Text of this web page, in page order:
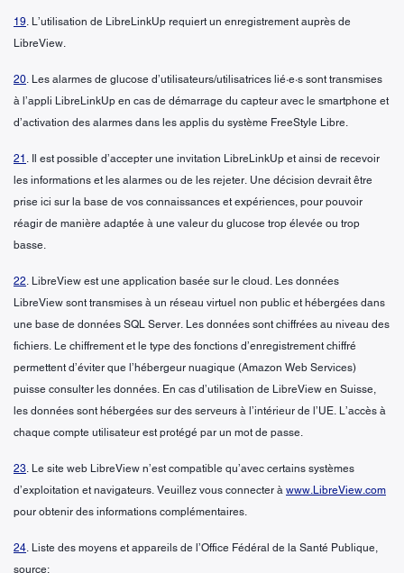
19. L’utilisation de LibreLinkUp requiert un enregistrement auprès de
LibreView.
20. Les alarmes de glucose d’utilisateurs/utilisatrices lié·e·s sont transmises
à l’appli LibreLinkUp en cas de démarrage du capteur avec le smartphone et
d’activation des alarmes dans les applis du système FreeStyle Libre.
21 . Il est possible d’accepter une invitation LibreLinkUp et ainsi de recevoir
les informations et les alarmes ou de les rejeter. Une décision devrait être
prise ici sur la base de vos connaissances et expériences, pour pouvoir
réagir de manière adaptée à une valeur du glucose trop élevée ou trop
basse.
22. LibreView est une application basée sur le cloud. Les données
LibreView sont transmises à un réseau virtuel non public et hébergées dans
une base de données SQL Server. Les données sont chiffrées au niveau des
fichiers. Le chiffrement et le type des fonctions d’enregistrement chiffré
permettent d’éviter que l’hébergeur nuagique (Amazon Web Services)
puisse consulter les données. En cas d’utilisation de LibreView en Suisse,
les données sont hébergées sur des serveurs à l’intérieur de l’UE. L’accès à
chaque compte utilisateur est protégé par un mot de passe.
23. Le site web LibreView n’est compatible qu’avec certains systèmes
d’exploitation et navigateurs. Veuillez vous connecter à www.LibreView.com
pour obtenir des informations complémentaires.
24. Liste des moyens et appareils de l’Office Fédéral de la Santé Publique,
source: